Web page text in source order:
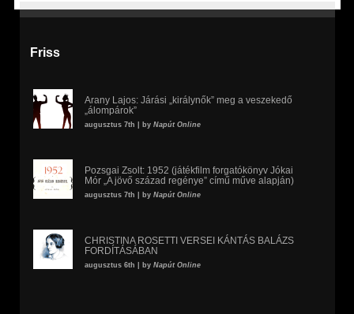
Friss
Arany Lajos: Járási „királynők” meg a veszekedő
„álompárok”
augusztus 7th | by Napút Online
Pozsgai Zsolt: 1952 (játékfilm forgatókönyv Jókai
Mór „A jövő század regénye” című műve alapján)
augusztus 7th | by Napút Online
CHRISTINA ROSETTI VERSEI KÁNTÁS BALÁZS
FORDÍTÁSÁBAN
augusztus 6th | by Napút Online